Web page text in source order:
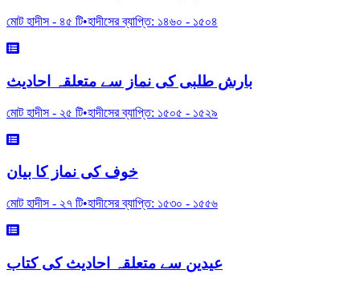
মোট হাদীস - ৪৫ টি•হাদীসের ব্যাপ্তি: ১৪৬০ - ১৫০৪
بارش طلبی کی نماز سے متعلقہ احادیث
মোট হাদীস - ২৫ টি•হাদীসের ব্যাপ্তি: ১৫০৫ - ১৫২৯
خوف کی نماز کا بیان
মোট হাদীস - ২৭ টি•হাদীসের ব্যাপ্তি: ১৫৩০ - ১৫৫৬
عیدین سے متعلقہ احادیث کی کتاب